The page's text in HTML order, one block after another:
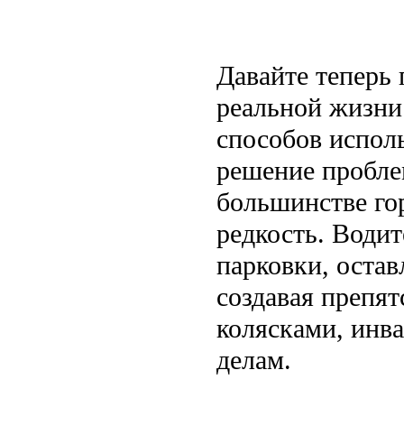
Давайте
реальной
способов
решение
большинстве
редкость.
парковки,
создавая
колясками,
делам.